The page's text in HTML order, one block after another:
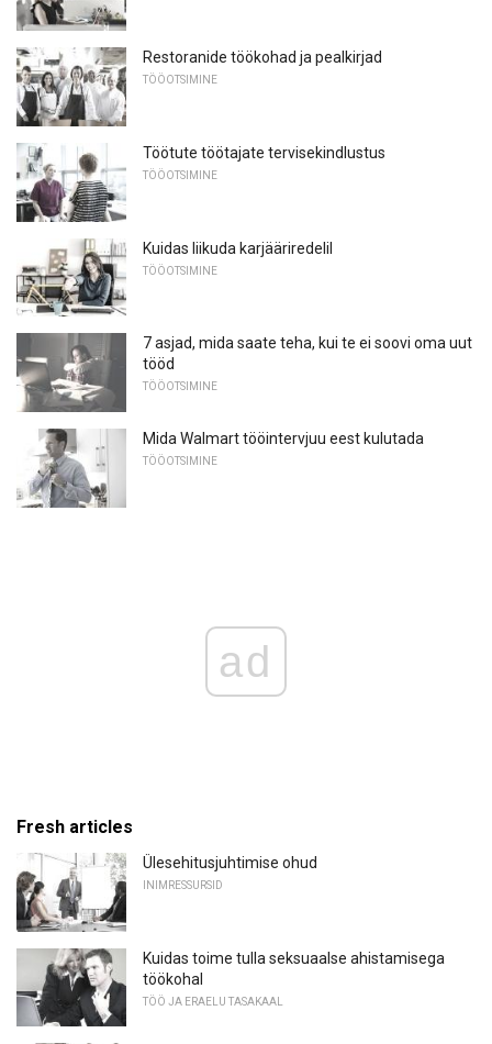
Restoranide töökohad ja pealkirjad
TÖÖOTSIMINE
Töötute töötajate tervisekindlustus
TÖÖOTSIMINE
Kuidas liikuda karjääriredelil
TÖÖOTSIMINE
7 asjad, mida saate teha, kui te ei soovi oma uut
tööd
TÖÖOTSIMINE
Mida Walmart tööintervjuu eest kulutada
TÖÖOTSIMINE
ad
Fresh articles
Ülesehitusjuhtimise ohud
INIMRESSURSID
Kuidas toime tulla seksuaalse ahistamisega
töökohal
TÖÖ JA ERAELU TASAKAAL